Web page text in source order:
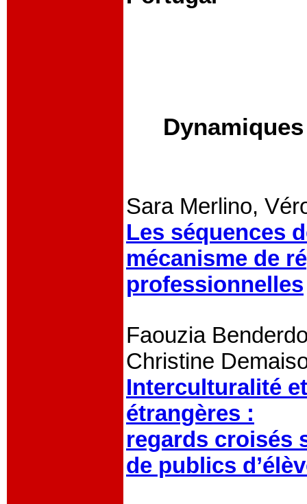
Sara Merlino,
Les séquences
mécanisme de
professionnelles
Faouzia
Christine
Interculturalité
étrangères :
regards croisés
de publics